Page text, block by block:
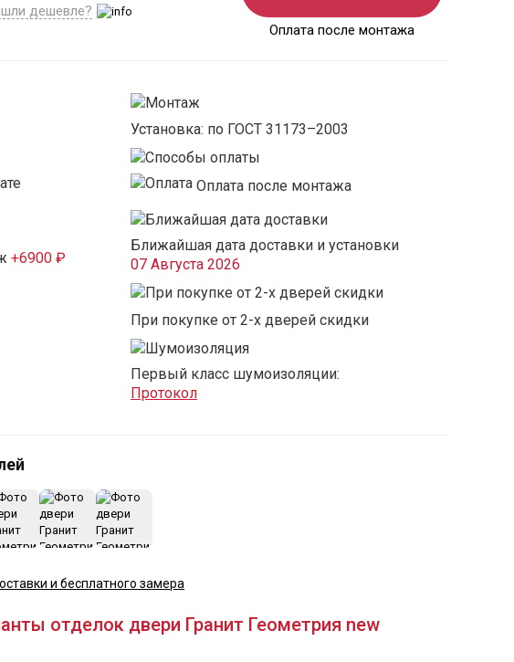
дешевле?
Оплата после монтажа
+6900 ₽
Установка: по ГОСТ 31173–2003
Оплата после монтажа
Ближайшая дата доставки и установки
07 Августа 2026
При покупке от 2-х дверей скидки
Первый класс шумоизоляции:
Протокол
и бесплатного замера
отделок двери Гранит Геометрия new